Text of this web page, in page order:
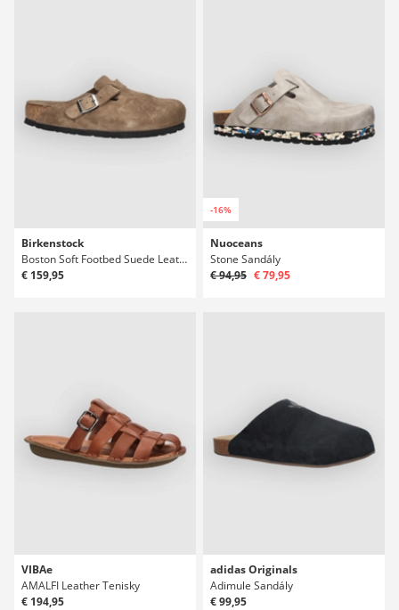
Birkenstock
Boston Soft Footbed Suede Leather Sandály
€ 159,95
-16%
Nuoceans
Stone Sandály
€ 94,95 € 79,95
VIBAe
AMALFI Leather Tenisky
€ 194,95
adidas Originals
Adimule Sandály
€ 99,95